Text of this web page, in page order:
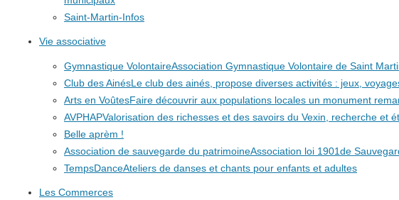
Saint-Martin-Infos
Vie associative
Gymnastique VolontaireAssociation Gymnastique Volontaire de Saint
Club des AinésLe club des ainés, propose diverses activités : jeux,
Arts en VoûtesFaire découvrir aux populations locales un monument
AVPHAPValorisation des richesses et des savoirs du Vexin, recherche et
Belle aprèm !
Association de sauvegarde du patrimoineAssociation loi 1901de
TempsDanceAteliers de danses et chants pour enfants et adultes
Les Commerces